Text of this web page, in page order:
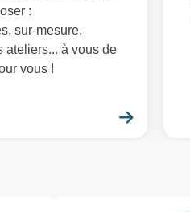
:
sur-mesure,
ateliers... à vous de
vous !